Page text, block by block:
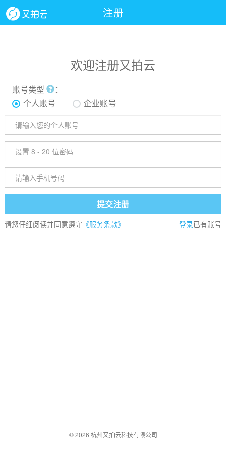
注册
欢迎注册又拍云
账号类型
：
个人账号
企业账号
提交注册
请您仔细阅读并同意遵守《服务条款》 登录已有账号
© 2026 杭州又拍云科技有限公司